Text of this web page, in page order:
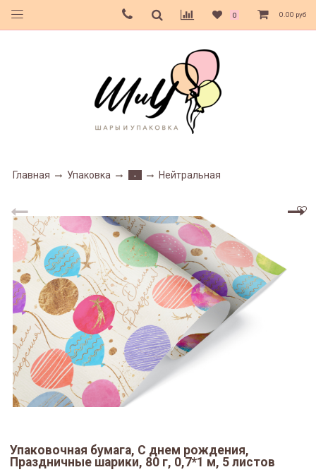
0 0.00 руб
Главная Упаковка - Нейтральная
Упаковочная бумага, С днем рождения,
Праздничные шарики, 80 г, 0,7*1 м, 5 листов